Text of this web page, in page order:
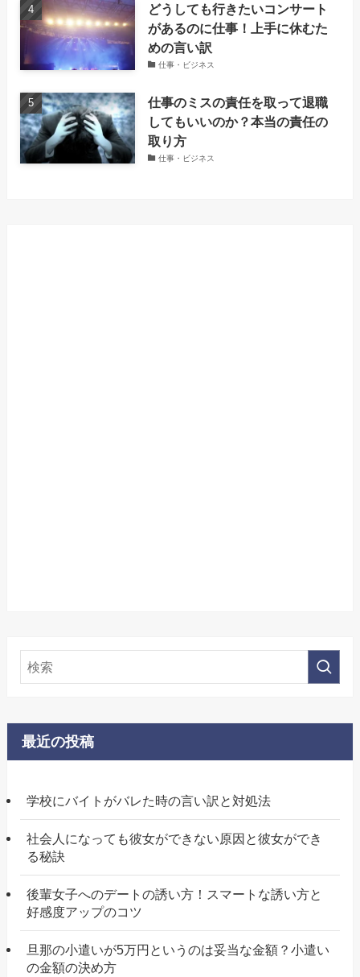
どうしても行きたいコンサート
があるのに仕事！上手に休むた
めの言い訳
仕事・ビジネス
仕事のミスの責任を取って退職
してもいいのか？本当の責任の
取り方
仕事・ビジネス
最近の投稿
学校にバイトがバレた時の言い訳と対処法
社会人になっても彼女ができない原因と彼女ができ
る秘訣
後輩女子へのデートの誘い方！スマートな誘い方と
好感度アップのコツ
旦那の小遣いが5万円というのは妥当な金額？小遣い
の金額の決め方